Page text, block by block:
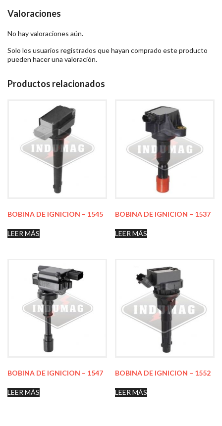
Valoraciones
No hay valoraciones aún.
Solo los usuarios registrados que hayan comprado este producto
pueden hacer una valoración.
Productos relacionados
BOBINA DE IGNICION – 1545
LEER MÁS
BOBINA DE IGNICION – 1537
LEER MÁS
BOBINA DE IGNICION – 1547
LEER MÁS
BOBINA DE IGNICION – 1552
LEER MÁS